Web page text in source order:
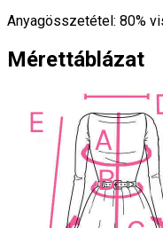
Anyagösszetétel: 80%
Mérettáblázat